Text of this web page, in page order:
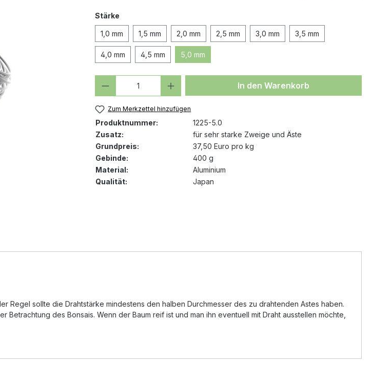
Stärke
1,0 mm 1,5 mm 2,0 mm 2,5 mm 3,0 mm 3,5 mm
4,0 mm 4,5 mm 5,0 mm
Produkt Anzahl: Gib den gewünschten Wert
In den Warenkorb
Zum Merkzettel hinzufügen
Produktnummer:
1225-5.0
Zusatz:
für sehr starke Zweige und Äste
Grundpreis:
37,50 Euro pro kg
Gebinde:
400 g
Material:
Aluminium
Qualität:
Japan
Regel sollte die Drahtstärke mindestens den halben Durchmesser des zu drahtenden Astes haben.
des Bonsais. Wenn der Baum reif ist und man ihn eventuell mit Draht ausstellen möchte,